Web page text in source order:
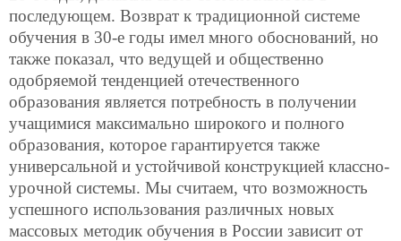
последующем. Возврат к традиционной системе
обучения в 30-е годы имел много обоснований, но
также показал, что ведущей и общественно
одобряемой тенденцией отечественного
образования является потребность в получении
учащимися максимально широкого и полного
образования, которое гарантируется также
универсальной и устойчивой конструкцией классно-
урочной системы. Мы считаем, что возможность
успешного использования различных новых
массовых методик обучения в России зависит от